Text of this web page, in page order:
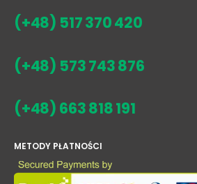
(+48) 517 370 420
(+48) 573 743 876
(+48) 663 818 191
METODY PŁATNOŚCI